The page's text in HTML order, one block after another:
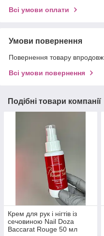
Всі умови оплати
Умови повернення
Повернення товару
Всі умови повернення
Подібні товари компанії
Крем для рук і нігтів із
сечовиною Nail Doza
Baccarat Rouge 50 мл